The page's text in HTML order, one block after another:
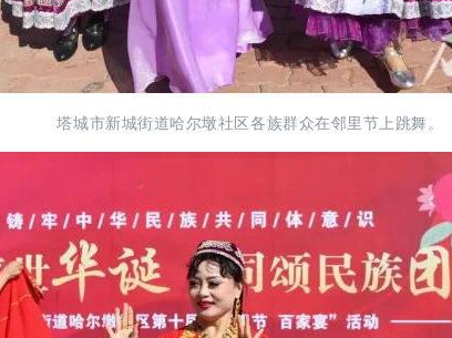
塔城市新城街道哈尔墩社区各族群众在邻里节上跳舞。